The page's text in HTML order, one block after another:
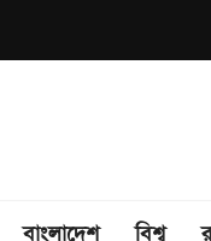
বাংলাদেশ বিশ্ব